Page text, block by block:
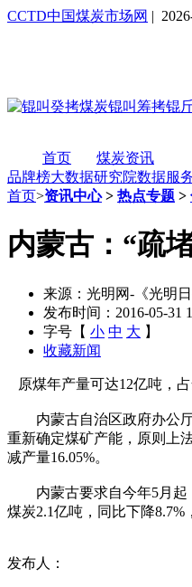
CCTD中国煤炭市场网 |
首页 煤炭资讯
品牌榜大数据研究院数据服
首页>资讯中心> 热点专题 >
内蒙古：“疏
来源：光明网-《光明日
发布时间：2016-05-31
字号【 小 中 大 】
收藏新闻
原煤年产量可达12亿吨，
内蒙古自治区政府办公厅
重新确定煤矿产能，原则上
减产量16.05%。
内蒙古要求自今年5月起，
煤炭2.1亿吨，同比下降8.7%
发布人：